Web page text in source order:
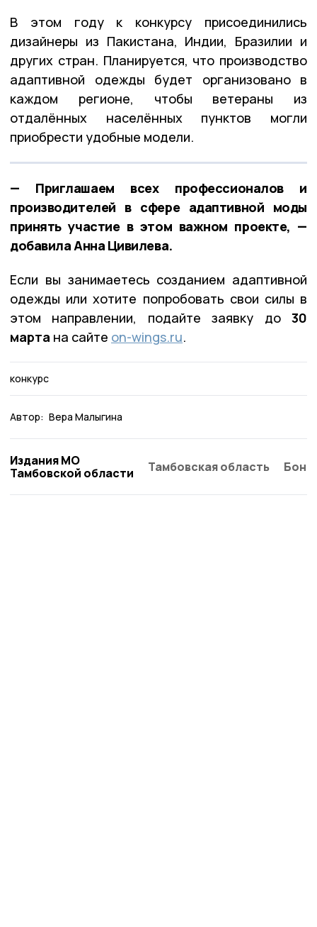
В этом году к конкурсу присоединились
дизайнеры из Пакистана, Индии, Бразилии и
других стран. Планируется, что производство
адаптивной одежды будет организовано в
каждом регионе, чтобы ветераны из
отдалённых населённых пунктов могли
приобрести удобные модели.
— Приглашаем всех профессионалов и
производителей в сфере адаптивной моды
принять участие в этом важном проекте, —
добавила Анна Цивилева.
Если вы занимаетесь созданием адаптивной
одежды или хотите попробовать свои силы в
этом направлении, подайте заявку до 30
марта на сайте on-wings.ru.
конкурс
Автор: Вера Малыгина
Издания МО
Тамбовской области
Тамбовская область